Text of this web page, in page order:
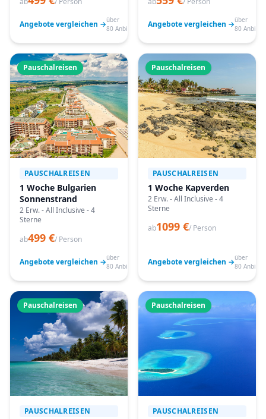
Angebote vergleichen →über
80 Anbieter
Angebote vergleichen →über
80
Pauschalreisen
PAUSCHALREISEN
1 Woche Bulgarien
Sonnenstrand
2 Erw. - All Inclusive - 4
Sterne
ab499 €/ Person
Angebote vergleichen →über
80 Anbieter
Pauschalreisen
PAUSCHALREISEN
1 Woche Kapverden
2 Erw. - All Inclusive - 4
Sterne
ab1099 €/ Person
Angebote vergleichen →über
80
Pauschalreisen
PAUSCHALREISEN
Pauschalreisen
PAUSCHALREISEN